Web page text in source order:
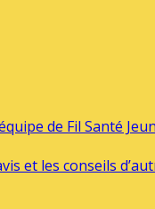
de Fil Santé
et les conseils